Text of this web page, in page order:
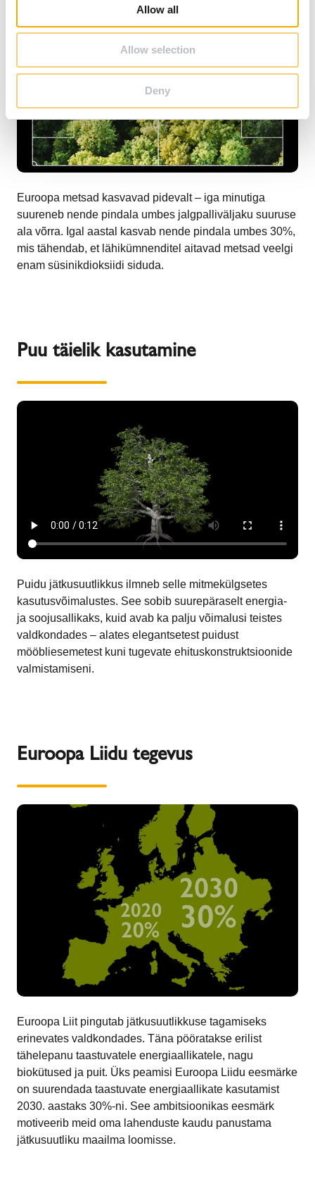
Allow all
Allow selection
Deny
Euroopa metsad kasvavad pidevalt – iga minutiga
suureneb nende pindala umbes jalgpalliväljaku suuruse
ala võrra. Igal aastal kasvab nende pindala umbes 30%,
mis tähendab, et lähikümnenditel aitavad metsad veelgi
enam süsinikdioksiidi siduda.
Puu täielik kasutamine
Puidu jätkusuutlikkus ilmneb selle mitmekülgsetes
kasutusvõimalustes. See sobib suurepäraselt energia-
ja soojusallikaks, kuid avab ka palju võimalusi teistes
valdkondades – alates elegantsetest puidust
mööbliesemetest kuni tugevate ehituskonstruktsioonide
valmistamiseni.
Euroopa Liidu tegevus
Euroopa Liit pingutab jätkusuutlikkuse tagamiseks
erinevates valdkondades. Täna pööratakse erilist
tähelepanu taastuvatele energiaallikatele, nagu
biokütused ja puit. Üks peamisi Euroopa Liidu eesmärke
on suurendada taastuvate energiaallikate kasutamist
2030. aastaks 30%-ni. See ambitsioonikas eesmärk
motiveerib meid oma lahenduste kaudu panustama
jätkusuutliku maailma loomisse.